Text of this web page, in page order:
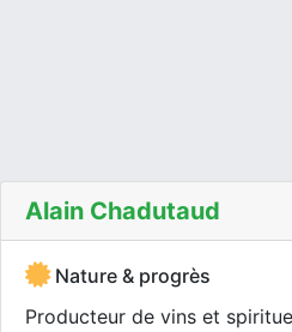
Alain Chadutaud
Nature & progrès
Producteur de vins et